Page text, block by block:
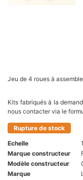
Jeu de 4 roues à
Kits fabriqués à la
nous contacter via le
Rupture de stock
Echelle
Marque constructeur
Modèle constructeur
Marque